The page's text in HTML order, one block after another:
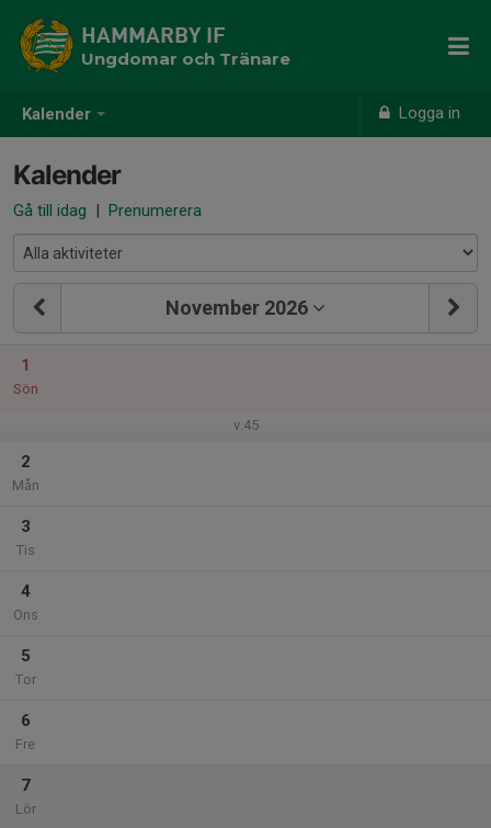
Kalender Logga in
HAMMARBY IF
Ungdomar och Tränare
Kalender
Gå till idag | Prenumerera
November 2026
1
Sön
v.45
2
Mån
3
Tis
4
Ons
5
Tor
6
Fre
7
Lör